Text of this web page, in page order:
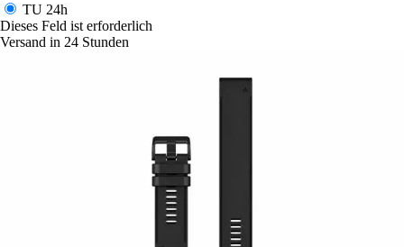
TU 24h
Dieses Feld ist erforderlich
Versand in 24 Stunden